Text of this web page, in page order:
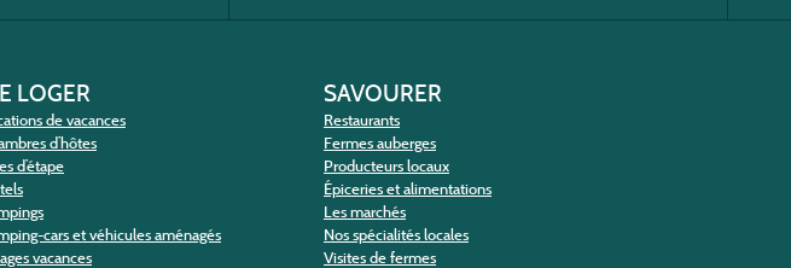
LOGER
de vacances
d’hôtes
d’étape
cars et véhicules aménagés
vacances
SAVOURER
Restaurants
Fermes auberges
Producteurs locaux
Épiceries et alimentations
Les marchés
Nos spécialités locales
Visites de fermes